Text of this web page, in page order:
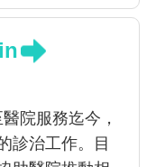
院服務迄今，
診治工作。目